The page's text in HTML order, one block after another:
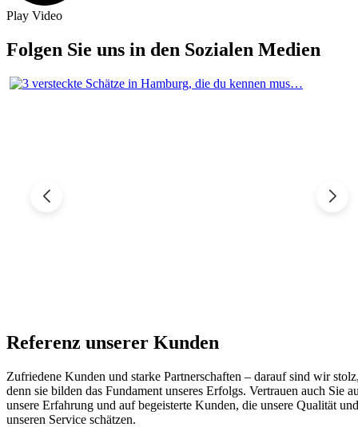
Play Video
Folgen Sie uns in den Sozialen Medien
Referenz unserer Kunden
Zufriedene Kunden und starke Partnerschaften – darauf sind wir
denn sie bilden das Fundament unseres Erfolgs. Vertrauen auch Sie
unsere Erfahrung und auf begeisterte Kunden, die unsere Qualität und
unseren Service schätzen.